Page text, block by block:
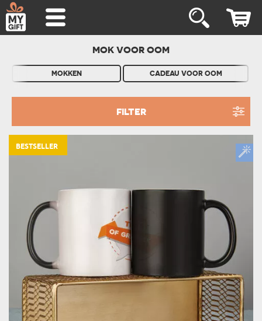
MOK VOOR OOM
MOKKEN CADEAU VOOR OOM
FILTER
BESTSELLER